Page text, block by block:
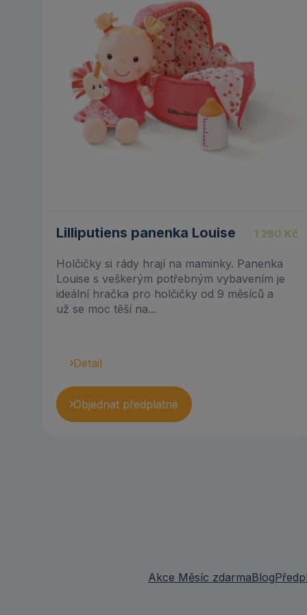
Lilliputiens panenka Louise 1 280 Kč
Holčičky si rády hrají na maminky. Panenka
Louise s veškerým potřebným vybavením je
ideální hračka pro holčičky od 9 měsíců a
už se moc těší na...
Detail
Objednat předplatné
Akce Měsíc zdarmaBlog